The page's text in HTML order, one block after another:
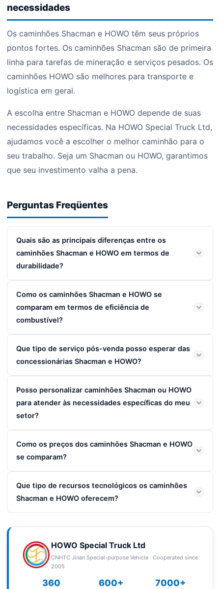
necessidades
Os caminhões Shacman e HOWO têm seus próprios
pontos fortes. Os caminhões Shacman são de primeira
linha para tarefas de mineração e serviços pesados. Os
caminhões HOWO são melhores para transporte e
logística em geral.
A escolha entre Shacman e HOWO depende de suas
necessidades específicas. Na HOWO Special Truck Ltd,
ajudamos você a escolher o melhor caminhão para o
seu trabalho. Seja um Shacman ou HOWO, garantimos
que seu investimento valha a pena.
Perguntas Freqüentes
Quais são as principais diferenças entre os
caminhões Shacman e HOWO em termos de
durabilidade?
Como os caminhões Shacman e HOWO se
comparam em termos de eficiência de
combustível?
Que tipo de serviço pós-venda posso esperar das
concessionárias Shacman e HOWO?
Posso personalizar caminhões Shacman ou HOWO
para atender às necessidades específicas do meu
setor?
Como os preços dos caminhões Shacman e HOWO
se comparam?
Que tipo de recursos tecnológicos os caminhões
Shacman e HOWO oferecem?
HOWO Special Truck Ltd
CNHTC Jinan Special-purpose Vehicle · Cooperated since
2005
360 600+ 7000+